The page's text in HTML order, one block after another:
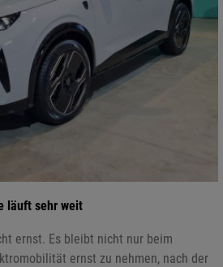
läuft sehr weit
ernst. Es bleibt nicht nur beim
ernst zu nehmen, nach der